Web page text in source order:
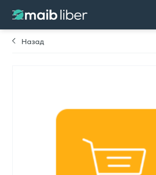
Контакт
стать клиентом
Назад